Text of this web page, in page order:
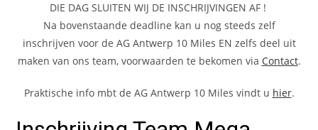
DIE DAG SLUITEN WIJ DE INSCHRIJVINGEN AF !
Na bovenstaande deadline kan u nog steeds zelf
inschrijven voor de AG Antwerp 10 Miles EN zelfs deel uit
maken van ons team, voorwaarden te bekomen via Contact.
Praktische info mbt de AG Antwerp 10 Miles vindt u hier.